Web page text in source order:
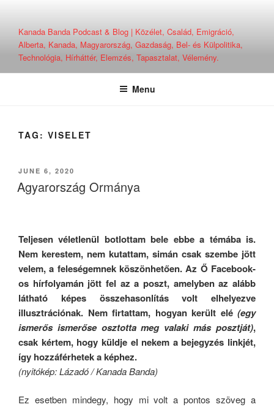
contentKanada Banda Podcast & Blog | Közélet, Család, Emigráció,
Alberta, Kanada, Magyarország, Gazdaság, Bel- és Külpolitika,
Technológia, Hírháttér, Elemzés, Tapasztalat, Vélemény.
Menu
TAG: VISELET
POSTED
ON
JUNE 6, 2020
Agyarország Ormánya
Teljesen véletlenül botlottam bele ebbe a témába is.
Nem kerestem, nem kutattam, simán csak szembe jött
velem, a feleségemnek köszönhetően. Az Ő Facebook-
os hírfolyamán jött fel az a poszt, amelyben az alább
látható képes összehasonlítás volt elhelyezve
illusztrációnak. Nem firtattam, hogyan került elé (egy
ismerős ismerőse osztotta meg valaki más posztját),
csak kértem, hogy küldje el nekem a bejegyzés linkjét,
így hozzáférhetek a képhez.
(nyitókép: Lázadó / Kanada Banda)
Ez esetben mindegy, hogy mi volt a pontos szöveg a